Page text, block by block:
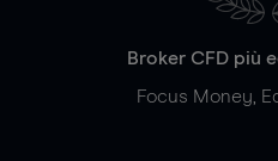
Broker CFD più
Focus Money,